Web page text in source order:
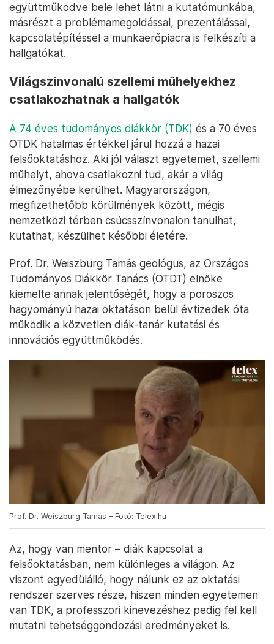
együttműködve bele lehet látni a kutatómunkába,
másrészt a problémamegoldással, prezentálással,
kapcsolatépítéssel a munkaerőpiacra is felkészíti a
hallgatókat.
Világszínvonalú szellemi műhelyekhez
csatlakozhatnak a hallgatók
A 74 éves tudományos diákkör (TDK) és a 70 éves
OTDK hatalmas értékkel járul hozzá a hazai
felsőoktatáshoz. Aki jól választ egyetemet, szellemi
műhelyt, ahova csatlakozni tud, akár a világ
élmezőnyébe kerülhet. Magyarországon,
megfizethetőbb körülmények között, mégis
nemzetközi térben csúcsszínvonalon tanulhat,
kutathat, készülhet későbbi életére.
Prof. Dr. Weiszburg Tamás geológus, az Országos
Tudományos Diákkör Tanács (OTDT) elnöke
kiemelte annak jelentőségét, hogy a poroszos
hagyományú hazai oktatáson belül évtizedek óta
működik a közvetlen diák-tanár kutatási és
innovációs együttműködés.
Prof. Dr. Weiszburg Tamás – Fotó: Telex.hu
Az, hogy van mentor – diák kapcsolat a
felsőoktatásban, nem különleges a világon. Az
viszont egyedülálló, hogy nálunk ez az oktatási
rendszer szerves része, hiszen minden egyetemen
van TDK, a professzori kinevezéshez pedig fel kell
mutatni tehetséggondozási eredményeket is.